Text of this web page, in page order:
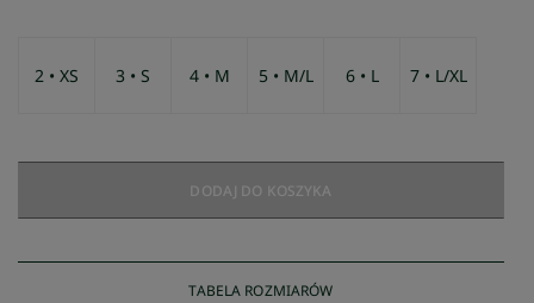
2 • XS 3 • S 4 • M 5 • M/L 6 • L 7 • L/XL
DODAJ DO KOSZYKA
TABELA ROZMIARÓW